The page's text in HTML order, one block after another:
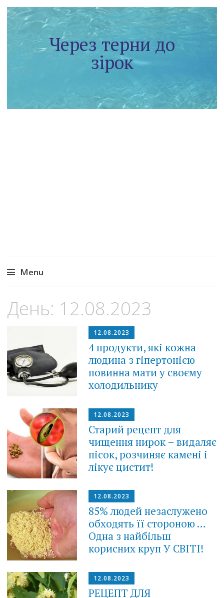
Через терни до
зірок
Menu
to
content
День: 12.08.2023
12.08.2023
4 продукти, які кожна
людина з гіпертонією
повинна мати у своєму
холодильнику
12.08.2023
Старий рецепт для
чищення нирок – видаляє
пісок, розчиняє камені і
лікує цистит!
12.08.2023
85% людей незаслужено
обходять її стороною …
Одна з найбільш
корисних круп У СВІТІ!
12.08.2023
РЕЦЕПТ ДЛЯ